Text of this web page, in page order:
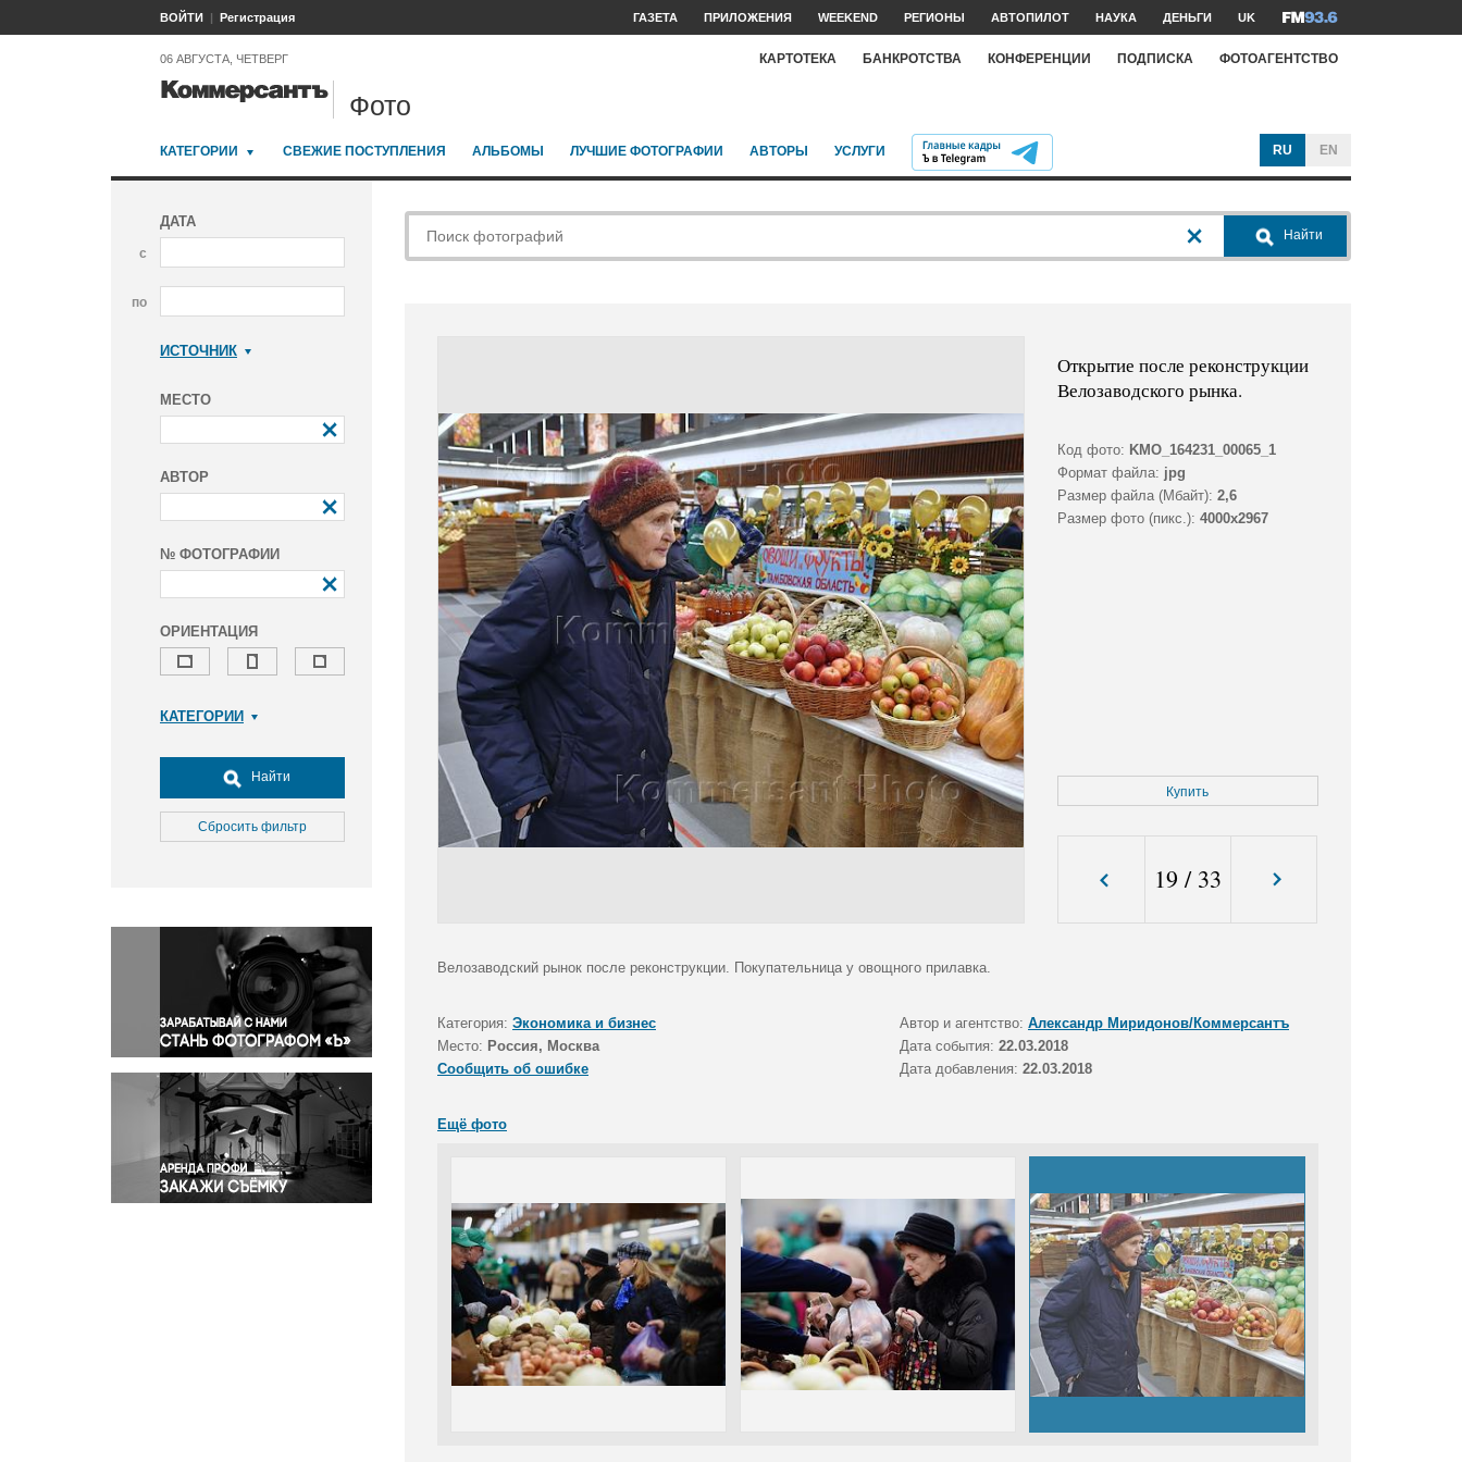
ВОЙТИ Регистрация ГАЗЕТА ПРИЛОЖЕНИЯ WEEKEND РЕГИОНЫ АВТОПИЛОТ НАУКА ДЕНЬГИ UK
06 АВГУСТА, ЧЕТВЕРГ КАРТОТЕКА БАНКРОТСТВА КОНФЕРЕНЦИИ ПОДПИСКА ФОТОАГЕНТСТВО
Фото
КАТЕГОРИИ СВЕЖИЕ ПОСТУПЛЕНИЯ АЛЬБОМЫ ЛУЧШИЕ ФОТОГРАФИИ АВТОРЫ УСЛУГИ RU EN
ДАТА
с
по
ИСТОЧНИК
МЕСТО
АВТОР
№ ФОТОГРАФИИ
ОРИЕНТАЦИЯ
КАТЕГОРИИ
Досуг, туризм и отдых
Культура
Медицина
Окружающая среда
Политика
Правосудие
Происшествия и конфликты
Религия
Светская жизнь
Спорт
Экология
Экономика и бизнес
Найти
Сбросить фильтр
Найти
Открытие после реконструкции
Велозаводского рынка.
Код фото: KMO_164231_00065_1
Формат файла: jpg
Размер файла (Мбайт): 2,6
Размер фото (пикс.): 4000x2967
Купить
19 / 33
Велозаводский рынок после реконструкции. Покупательница у овощного прилавка.
Категория: Экономика и бизнес Автор и агентство: Александр Миридонов/Коммерсантъ
Место: Россия, Москва Дата события: 22.03.2018
Сообщить об ошибке
Дата добавления: 22.03.2018
Ещё фото